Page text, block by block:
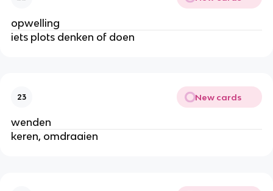
opwelling
iets plots denken of doen
23 New cards
wenden
keren, omdraaien